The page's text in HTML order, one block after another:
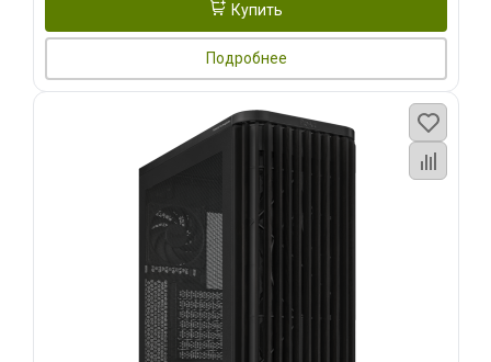
Купить
Подробнее